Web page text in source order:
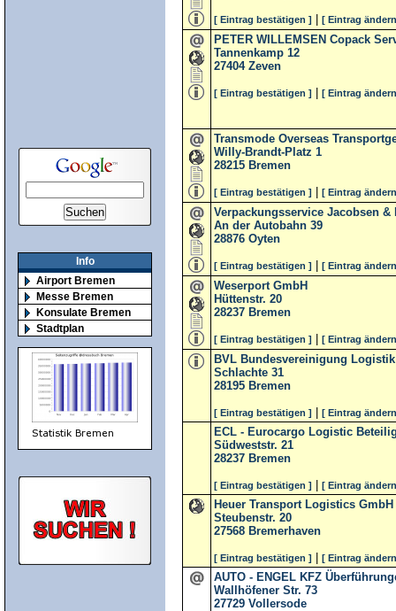
Info
Airport Bremen
Messe Bremen
Konsulate Bremen
Stadtplan
[ Eintrag bestätigen ] [ Eintrag
PETER WILLEMSEN Copack
Tannenkamp 12
27404 Zeven
[ Eintrag bestätigen ] [ Eintrag
Transmode Overseas
Willy-Brandt-Platz 1
28215 Bremen
[ Eintrag bestätigen ] [ Eintrag
Verpackungsservice Jacobsen &
An der Autobahn 39
28876 Oyten
[ Eintrag bestätigen ] [ Eintrag
Weserport GmbH
Hüttenstr. 20
28237 Bremen
[ Eintrag bestätigen ] [ Eintrag
BVL Bundesvereinigung Logistik
Schlachte 31
28195 Bremen
[ Eintrag bestätigen ] [ Eintrag
ECL - Eurocargo Logistic
Südweststr. 21
28237 Bremen
[ Eintrag bestätigen ] [ Eintrag
Heuer Transport Logistics GmbH
Steubenstr. 20
27568 Bremerhaven
[ Eintrag bestätigen ] [ Eintrag
AUTO - ENGEL KFZ
Wallhöfener Str. 73
27729 Vollersode